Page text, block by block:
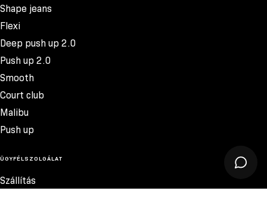
Shape jeans
Flexi
Deep push up 2.0
Push up 2.0
Smooth
Court club
Malibu
Push up
ÜGYFÉLSZOLGÁLAT
Szállítás